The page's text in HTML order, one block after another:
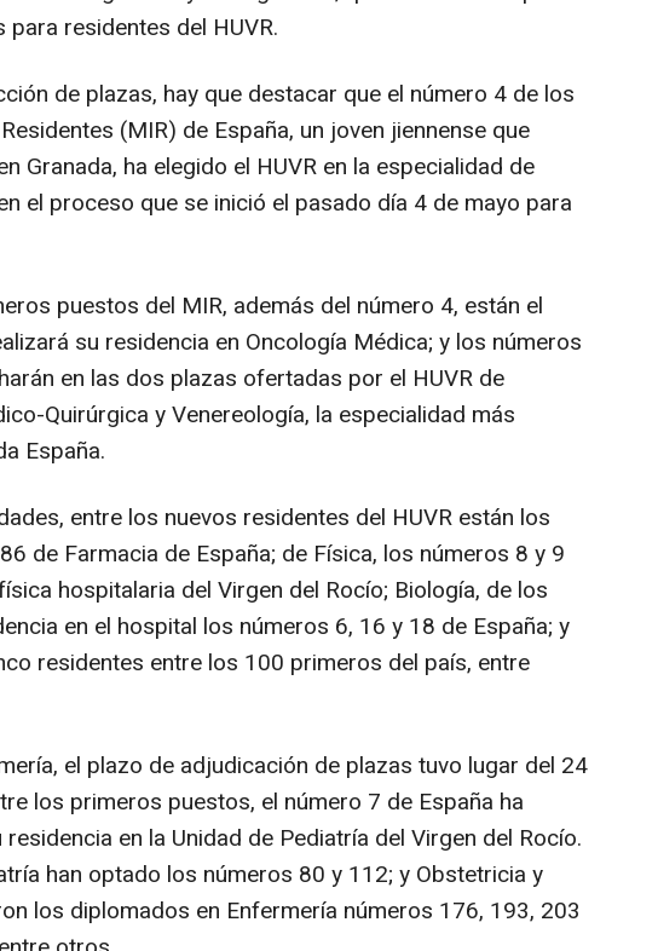
residentes del HUVR.
de plazas, hay que destacar que el número 4 de los
(MIR) de España, un joven jiennense que
Granada, ha elegido el HUVR en la especialidad de
el proceso que se inició el pasado día 4 de mayo para
puestos del MIR, además del número 4, están el
su residencia en Oncología Médica; y los números
en las dos plazas ofertadas por el HUVR de
Quirúrgica y Venereología, la especialidad más
España.
entre los nuevos residentes del HUVR están los
de Farmacia de España; de Física, los números 8 y 9
hospitalaria del Virgen del Rocío; Biología, de los
en el hospital los números 6, 16 y 18 de España; y
residentes entre los 100 primeros del país, entre
el plazo de adjudicación de plazas tuvo lugar del 24
los primeros puestos, el número 7 de España ha
en la Unidad de Pediatría del Virgen del Rocío.
han optado los números 80 y 112; y Obstetricia y
los diplomados en Enfermería números 176, 193, 203